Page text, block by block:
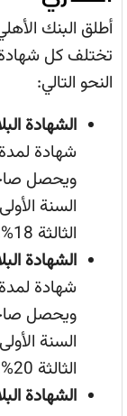
أطلق البنك
تختلف كل شهادة
النحو التالي:
الشهادة
شهادة
ويحصل
الثالثة 18%.
الشهادة
شهادة
ويحصل
الثالثة 20%.
الشهادة